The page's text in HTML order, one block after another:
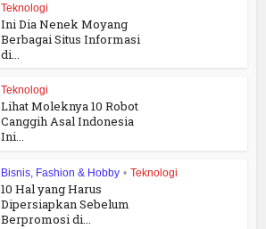
Teknologi
Ini Dia Nenek Moyang
Berbagai Situs Informasi
di...
Teknologi
Lihat Moleknya 10 Robot
Canggih Asal Indonesia
Ini...
Bisnis, Fashion & Hobby • Teknologi
10 Hal yang Harus
Dipersiapkan Sebelum
Berpromosi di...